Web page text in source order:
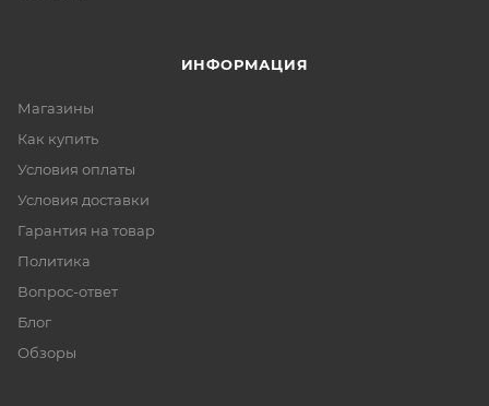
ИНФОРМАЦИЯ
Магазины
Как купить
Условия оплаты
Условия доставки
Гарантия на товар
Политика
Вопрос-ответ
Блог
Обзоры